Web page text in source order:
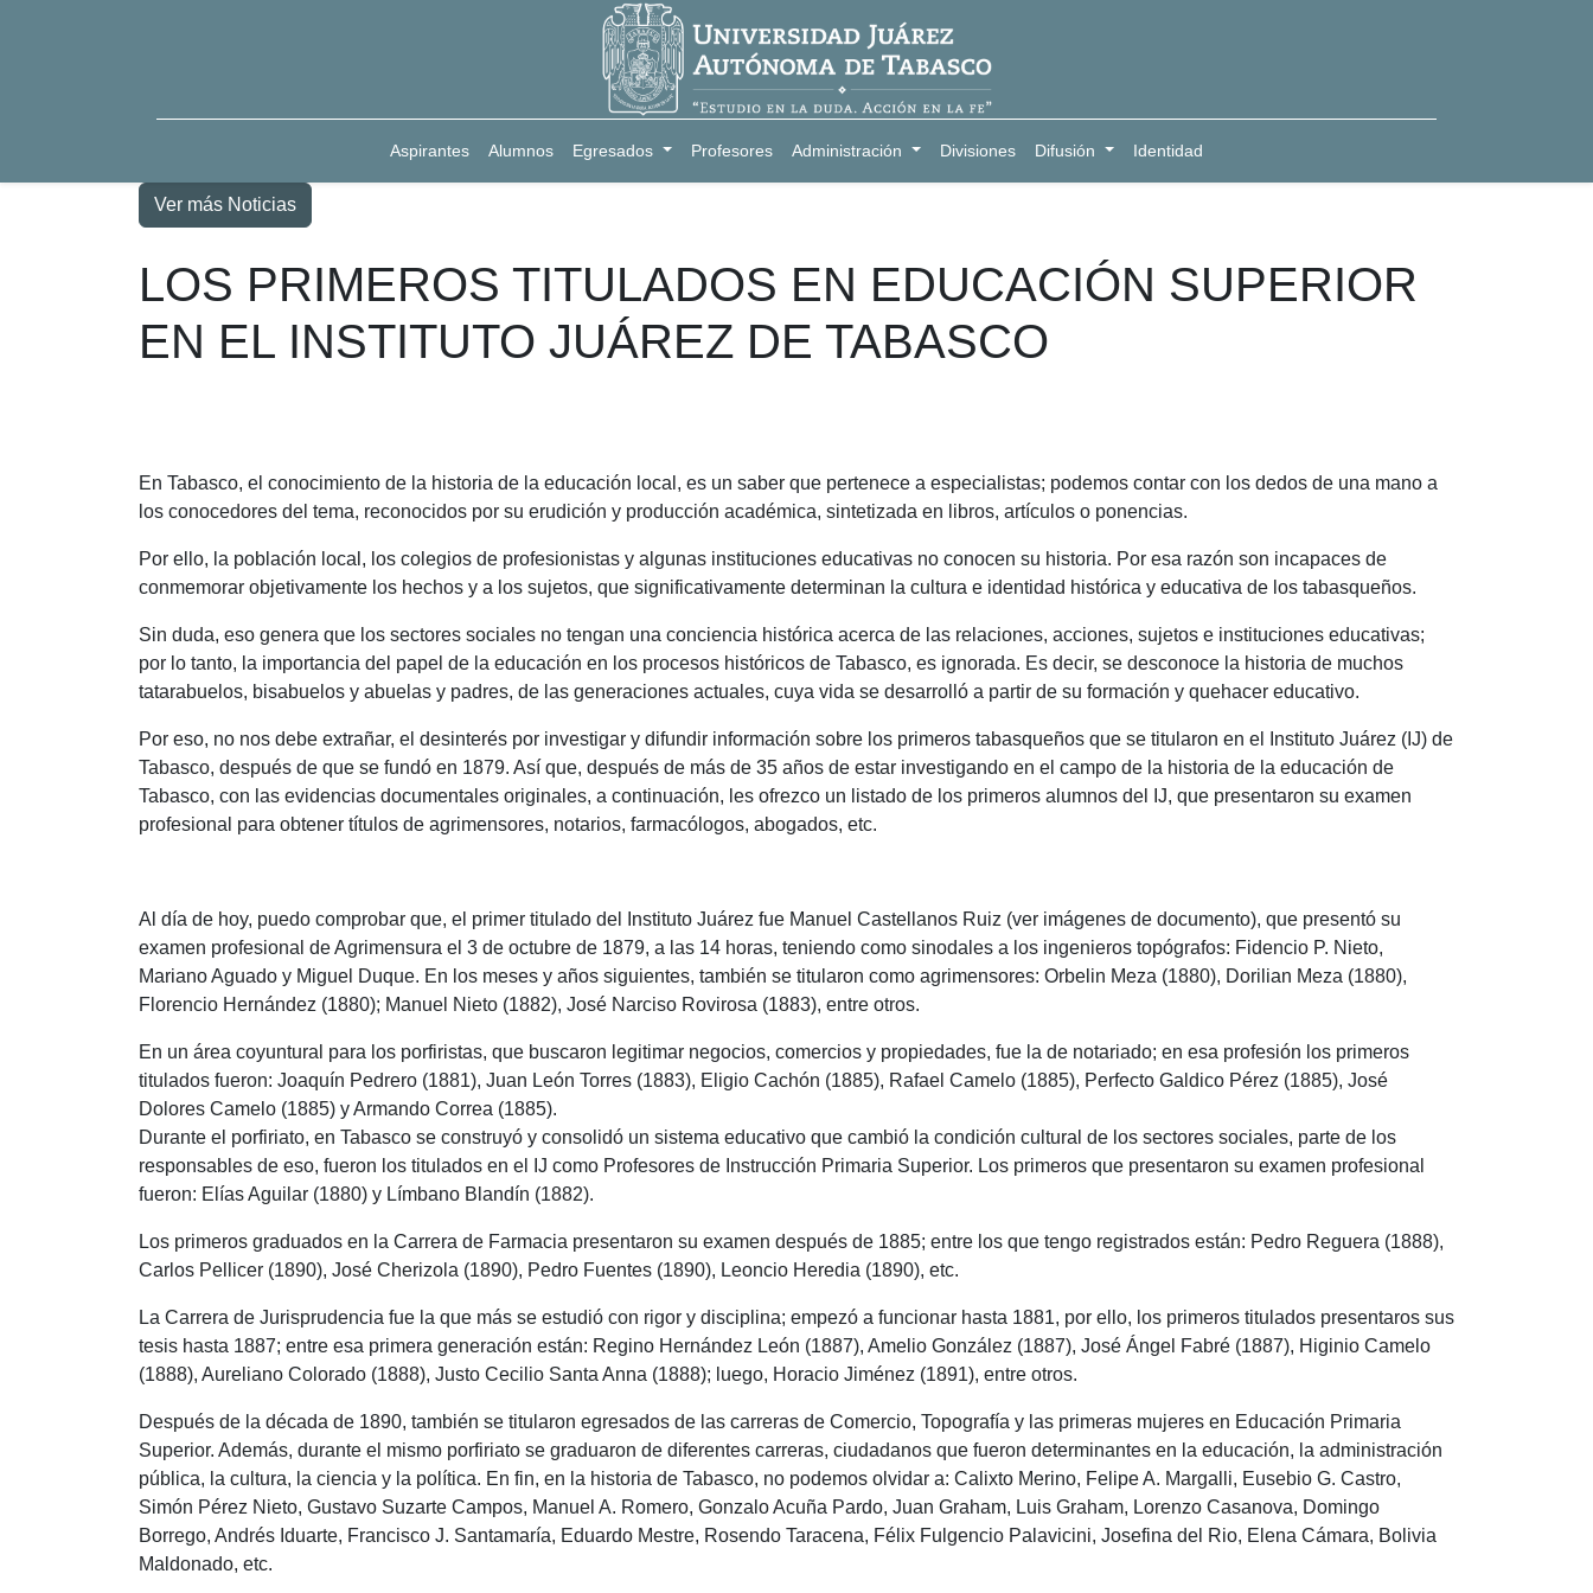
Aspirantes Alumnos Egresados Profesores Administración Divisiones Difusión Identidad
Ver más Noticias
LOS PRIMEROS TITULADOS EN EDUCACIÓN SUPERIOR
EN EL INSTITUTO JUÁREZ DE TABASCO
En Tabasco, el conocimiento de la historia de la educación local, es un saber que pertenece a especialistas; podemos contar con los dedos de una mano a
los conocedores del tema, reconocidos por su erudición y producción académica, sintetizada en libros, artículos o ponencias.
Por ello, la población local, los colegios de profesionistas y algunas instituciones educativas no conocen su historia. Por esa razón son incapaces de
conmemorar objetivamente los hechos y a los sujetos, que significativamente determinan la cultura e identidad histórica y educativa de los tabasqueños.
Sin duda, eso genera que los sectores sociales no tengan una conciencia histórica acerca de las relaciones, acciones, sujetos e instituciones educativas;
por lo tanto, la importancia del papel de la educación en los procesos históricos de Tabasco, es ignorada. Es decir, se desconoce la historia de muchos
tatarabuelos, bisabuelos y abuelas y padres, de las generaciones actuales, cuya vida se desarrolló a partir de su formación y quehacer educativo.
Por eso, no nos debe extrañar, el desinterés por investigar y difundir información sobre los primeros tabasqueños que se titularon en el Instituto Juárez (IJ) de
Tabasco, después de que se fundó en 1879. Así que, después de más de 35 años de estar investigando en el campo de la historia de la educación de
Tabasco, con las evidencias documentales originales, a continuación, les ofrezco un listado de los primeros alumnos del IJ, que presentaron su examen
profesional para obtener títulos de agrimensores, notarios, farmacólogos, abogados, etc.
Al día de hoy, puedo comprobar que, el primer titulado del Instituto Juárez fue Manuel Castellanos Ruiz (ver imágenes de documento), que presentó su
examen profesional de Agrimensura el 3 de octubre de 1879, a las 14 horas, teniendo como sinodales a los ingenieros topógrafos: Fidencio P. Nieto,
Mariano Aguado y Miguel Duque. En los meses y años siguientes, también se titularon como agrimensores: Orbelin Meza (1880), Dorilian Meza (1880),
Florencio Hernández (1880); Manuel Nieto (1882), José Narciso Rovirosa (1883), entre otros.
En un área coyuntural para los porfiristas, que buscaron legitimar negocios, comercios y propiedades, fue la de notariado; en esa profesión los primeros
titulados fueron: Joaquín Pedrero (1881), Juan León Torres (1883), Eligio Cachón (1885), Rafael Camelo (1885), Perfecto Galdico Pérez (1885), José
Dolores Camelo (1885) y Armando Correa (1885).
Durante el porfiriato, en Tabasco se construyó y consolidó un sistema educativo que cambió la condición cultural de los sectores sociales, parte de los
responsables de eso, fueron los titulados en el IJ como Profesores de Instrucción Primaria Superior. Los primeros que presentaron su examen profesional
fueron: Elías Aguilar (1880) y Límbano Blandín (1882).
Los primeros graduados en la Carrera de Farmacia presentaron su examen después de 1885; entre los que tengo registrados están: Pedro Reguera (1888),
Carlos Pellicer (1890), José Cherizola (1890), Pedro Fuentes (1890), Leoncio Heredia (1890), etc.
La Carrera de Jurisprudencia fue la que más se estudió con rigor y disciplina; empezó a funcionar hasta 1881, por ello, los primeros titulados presentaros sus
tesis hasta 1887; entre esa primera generación están: Regino Hernández León (1887), Amelio González (1887), José Ángel Fabré (1887), Higinio Camelo
(1888), Aureliano Colorado (1888), Justo Cecilio Santa Anna (1888); luego, Horacio Jiménez (1891), entre otros.
Después de la década de 1890, también se titularon egresados de las carreras de Comercio, Topografía y las primeras mujeres en Educación Primaria
Superior. Además, durante el mismo porfiriato se graduaron de diferentes carreras, ciudadanos que fueron determinantes en la educación, la administración
pública, la cultura, la ciencia y la política. En fin, en la historia de Tabasco, no podemos olvidar a: Calixto Merino, Felipe A. Margalli, Eusebio G. Castro,
Simón Pérez Nieto, Gustavo Suzarte Campos, Manuel A. Romero, Gonzalo Acuña Pardo, Juan Graham, Luis Graham, Lorenzo Casanova, Domingo
Borrego, Andrés Iduarte, Francisco J. Santamaría, Eduardo Mestre, Rosendo Taracena, Félix Fulgencio Palavicini, Josefina del Rio, Elena Cámara, Bolivia
Maldonado, etc.